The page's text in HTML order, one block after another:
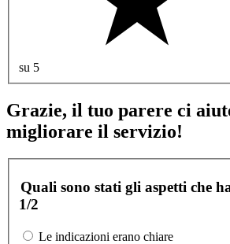
su 5
Grazie, il tuo parere ci
migliorare il servizio!
Quali sono stati gli aspetti che
1/2
Le indicazioni erano chiare